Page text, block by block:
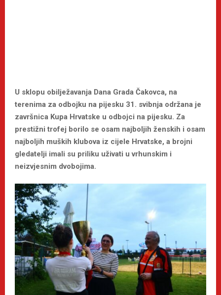
U sklopu obilježavanja Dana Grada Čakovca, na
terenima za odbojku na pijesku 31. svibnja održana je
završnica Kupa Hrvatske u odbojci na pijesku. Za
prestižni trofej borilo se osam najboljih ženskih i osam
najboljih muških klubova iz cijele Hrvatske, a brojni
gledatelji imali su priliku uživati u vrhunskim i
neizvjesnim dvobojima.